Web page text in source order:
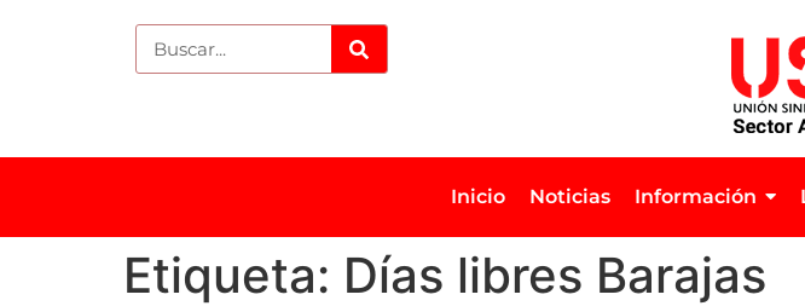
Inicio Noticias Información
Etiqueta: Días libres Barajas